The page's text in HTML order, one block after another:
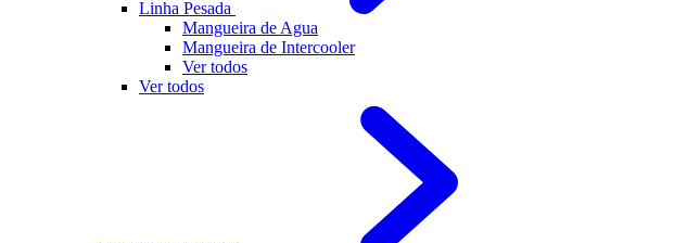
Linha Pesada
Mangueira de Agua
Mangueira de Intercooler
Ver todos
Ver todos